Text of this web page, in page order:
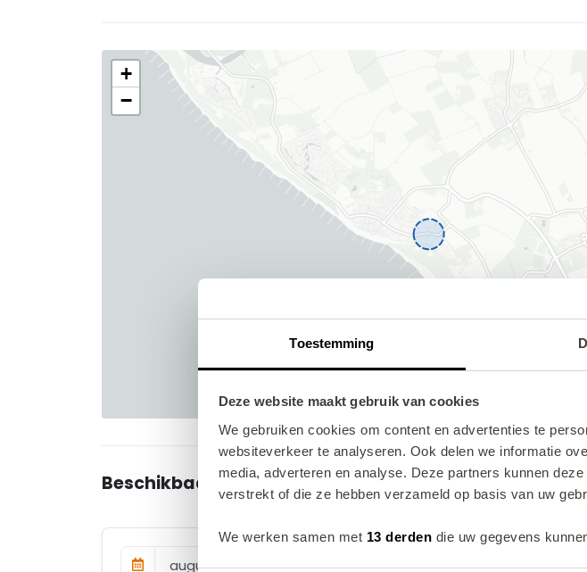
Toestemming
Deze website maakt gebruik van cookies
We gebruiken cookies om content en advertenties te
websiteverkeer te analyseren. Ook delen we informatie
media, adverteren en analyse. Deze partners kunnen
verstrekt of die ze hebben verzameld op basis van uw
We werken samen met 13 derden die uw gegevens
Beschikbaarheid en prijzen